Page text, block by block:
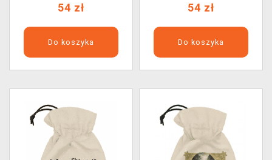
54 zł
Do koszyka
54 zł
Do koszyka